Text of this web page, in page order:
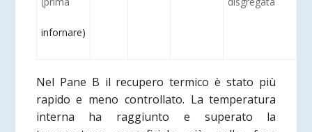
infornare)
Nel Pane B il recupero termico è stato più
rapido e meno controllato. La temperatura
interna ha raggiunto e superato la